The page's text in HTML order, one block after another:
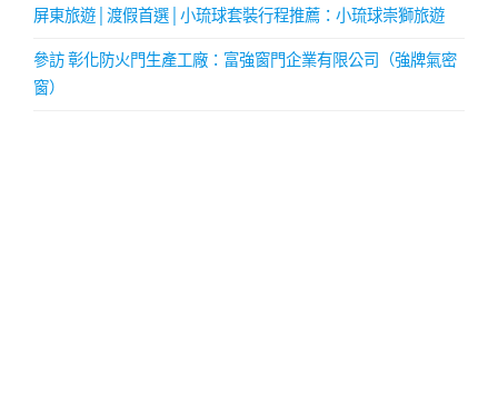
屏東旅遊│渡假首選│小琉球套裝行程推薦：小琉球崇獅旅遊
參訪 彰化防火門生產工廠：富強窗門企業有限公司（強牌氣密
窗）